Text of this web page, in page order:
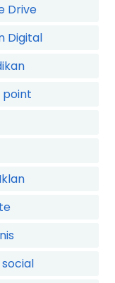
Drive
Digital
point